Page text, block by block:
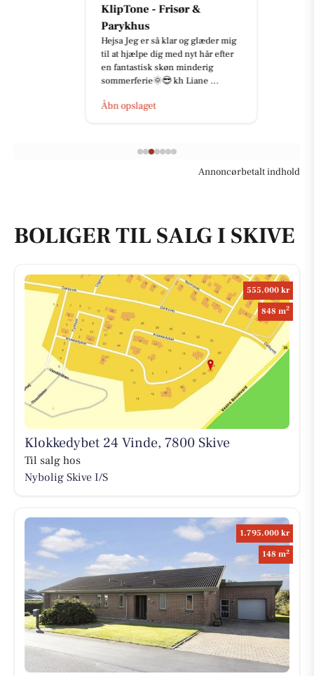
KlipTone - Frisør &
Parykhus
Hejsa Jeg er så klar og glæder mig
til at hjælpe dig med nyt hår efter
en fantastisk skøn minderig
sommerferie🌞😎 kh Liane ...
Åbn opslaget
Annoncørbetalt indhold
BOLIGER TIL SALG I SKIVE
555.000 kr
848 m2
Klokkedybet 24 Vinde, 7800 Skive
Til salg hos
Nybolig Skive I/S
1.795.000 kr
148 m2